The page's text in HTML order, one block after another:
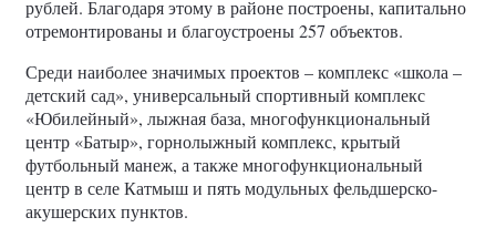
рублей. Благодаря этому в районе построены, капитально
отремонтированы и благоустроены 257 объектов.
Среди наиболее значимых проектов – комплекс «школа –
детский сад», универсальный спортивный комплекс
«Юбилейный», лыжная база, многофункциональный
центр «Батыр», горнолыжный комплекс, крытый
футбольный манеж, а также многофункциональный
центр в селе Катмыш и пять модульных фельдшерско-
акушерских пунктов.